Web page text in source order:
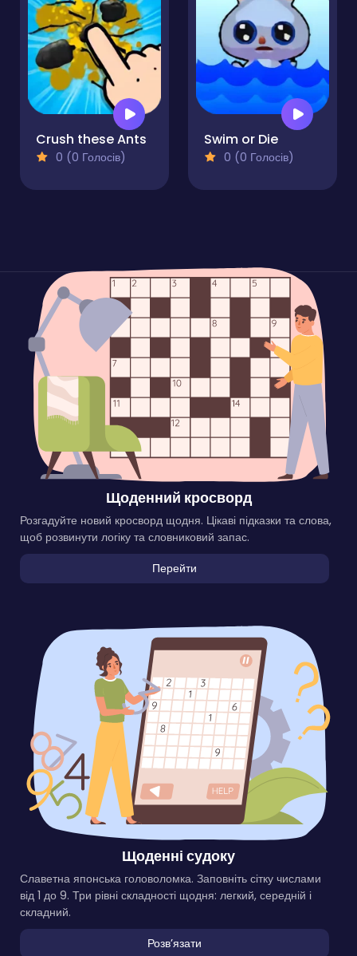
Crush these Ants
0 (0 Голосів)
Swim or Die
0 (0 Голосів)
Щоденний кросворд
Розгадуйте новий кросворд щодня. Цікаві підказки та слова,
щоб розвинути логіку та словниковий запас.
Перейти
Щоденні судоку
Славетна японська головоломка. Заповніть сітку числами
від 1 до 9. Три рівні складності щодня: легкий, середній і
складний.
Розвʼязати